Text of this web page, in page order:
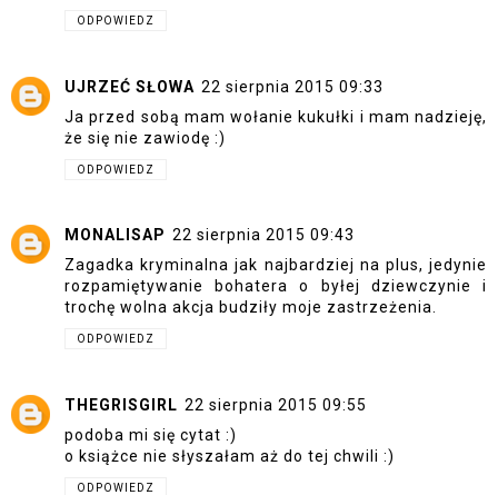
ODPOWIEDZ
UJRZEĆ SŁOWA 22 sierpnia 2015 09:33
Ja przed sobą mam wołanie kukułki i mam nadzieję,
że się nie zawiodę :)
ODPOWIEDZ
MONALISAP 22 sierpnia 2015 09:43
Zagadka kryminalna jak najbardziej na plus, jedynie
rozpamiętywanie bohatera o byłej dziewczynie i
trochę wolna akcja budziły moje zastrzeżenia.
ODPOWIEDZ
THEGRISGIRL 22 sierpnia 2015 09:55
podoba mi się cytat :)
o książce nie słyszałam aż do tej chwili :)
ODPOWIEDZ